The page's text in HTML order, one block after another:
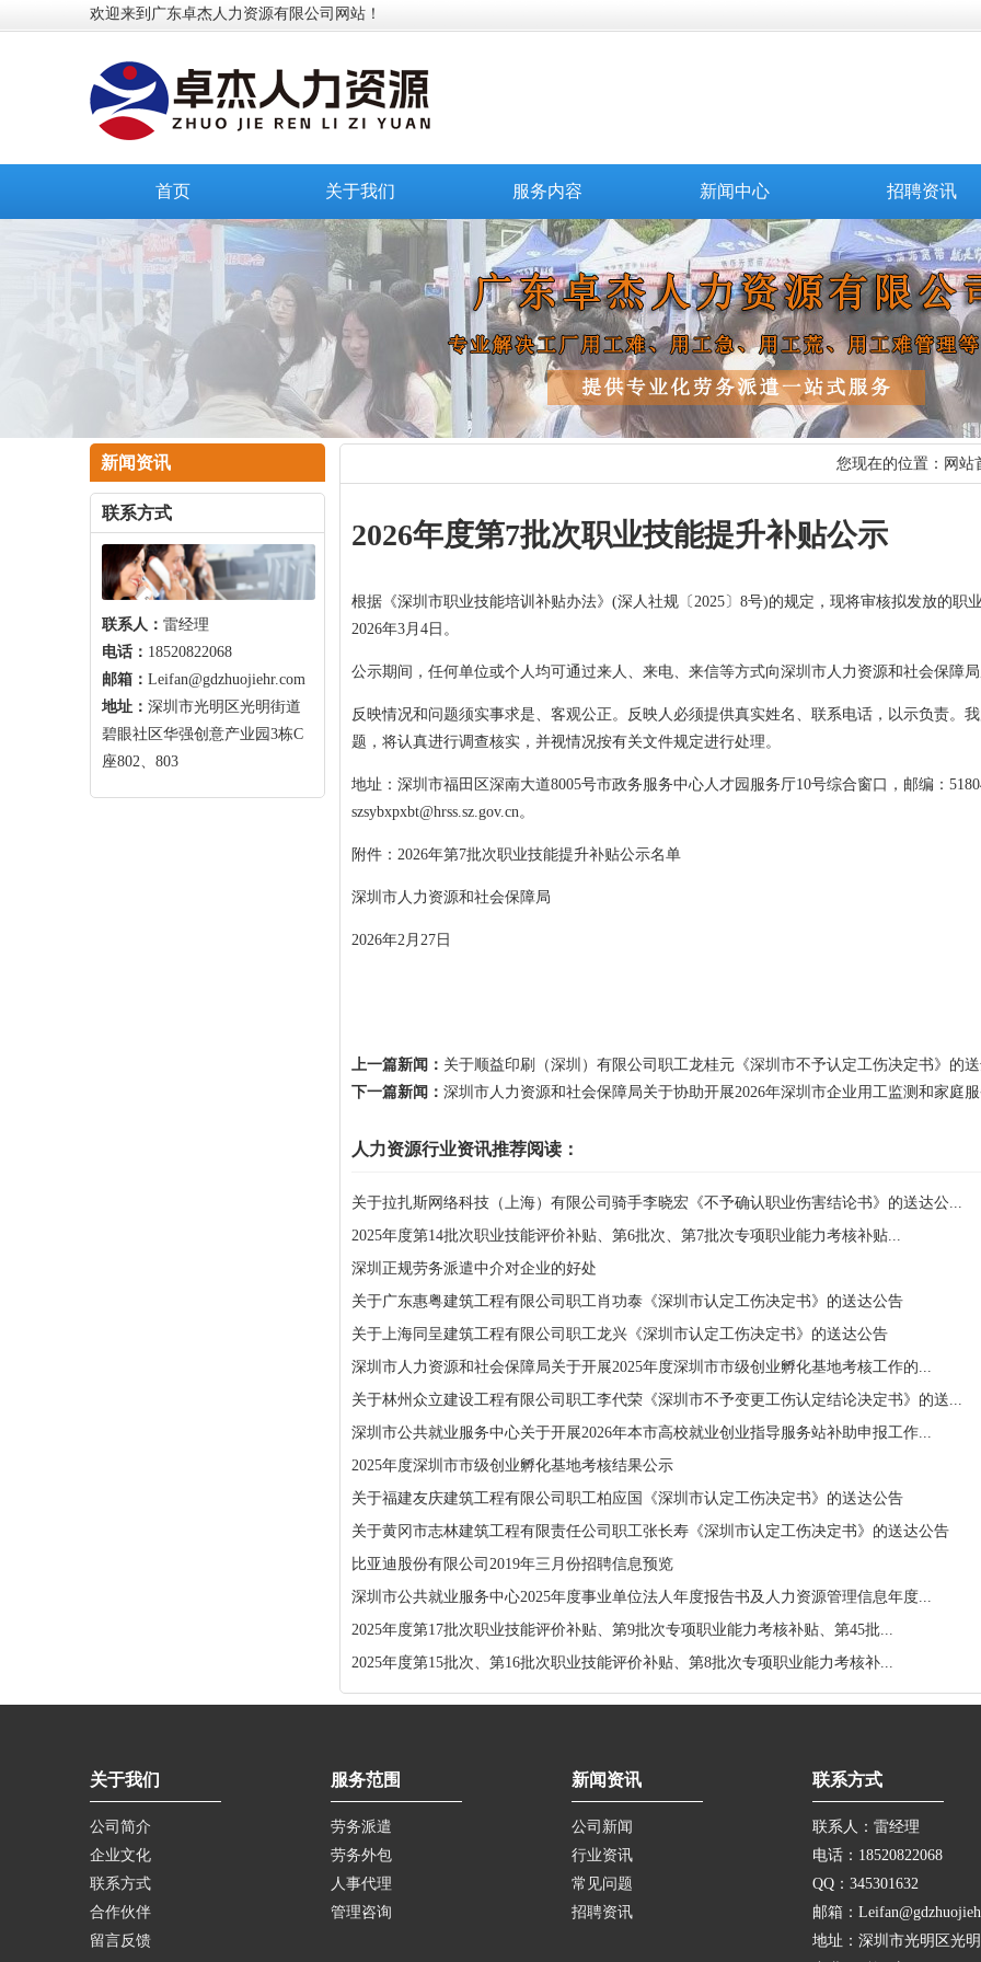
欢迎来到广东卓杰人力资源有限公司网站！
首页 关于我们 服务内容 新闻中心 招聘资讯
新闻资讯
联系方式
联系人： 雷经理
电话： 18520822068
邮箱： Leifan@gdzhuojiehr.com
地址： 深圳市光明区光明街道
碧眼社区华强创意产业园3栋C
座802、803
您现在的位置： 网站
2026年度第7批次职业技能提升补贴公示
根据《深圳市职业技能培训补贴办法》(深人社规〔2025〕8号)的规定，现将审核拟发放的职
2026年3月4日。
公示期间，任何单位或个人均可通过来人、来电、来信等方式向深圳市人力资源和社会保障局
反映情况和问题须实事求是、客观公正。反映人必须提供真实姓名、联系电话，以示负责。
题，将认真进行调查核实，并视情况按有关文件规定进行处理。
地址：深圳市福田区深南大道8005号市政务服务中心人才园服务厅10号综合窗口，邮编：
szsybxpxbt@hrss.sz.gov.cn。
附件：2026年第7批次职业技能提升补贴公示名单
深圳市人力资源和社会保障局
2026年2月27日
上一篇新闻： 关于顺益印刷（深圳）有限公司职工龙桂元《深圳市不予认定工伤决定书》的
下一篇新闻： 深圳市人力资源和社会保障局关于协助开展2026年深圳市企业用工监测和家庭服
人力资源行业资讯推荐阅读：
关于拉扎斯网络科技（上海）有限公司骑手李晓宏《不予确认职业伤害结论书》的送达公...
2025年度第14批次职业技能评价补贴、第6批次、第7批次专项职业能力考核补贴...
深圳正规劳务派遣中介对企业的好处
关于广东惠粤建筑工程有限公司职工肖功泰《深圳市认定工伤决定书》的送达公告
关于上海同呈建筑工程有限公司职工龙兴《深圳市认定工伤决定书》的送达公告
深圳市人力资源和社会保障局关于开展2025年度深圳市市级创业孵化基地考核工作的...
关于林州众立建设工程有限公司职工李代荣《深圳市不予变更工伤认定结论决定书》的送...
深圳市公共就业服务中心关于开展2026年本市高校就业创业指导服务站补助申报工作...
2025年度深圳市市级创业孵化基地考核结果公示
关于福建友庆建筑工程有限公司职工柏应国《深圳市认定工伤决定书》的送达公告
关于黄冈市志林建筑工程有限责任公司职工张长寿《深圳市认定工伤决定书》的送达公告
比亚迪股份有限公司2019年三月份招聘信息预览
深圳市公共就业服务中心2025年度事业单位法人年度报告书及人力资源管理信息年度...
2025年度第17批次职业技能评价补贴、第9批次专项职业能力考核补贴、第45批...
2025年度第15批次、第16批次职业技能评价补贴、第8批次专项职业能力考核补...
关于我们
公司简介
企业文化
联系方式
合作伙伴
留言反馈
服务范围
劳务派遣
劳务外包
人事代理
管理咨询
新闻资讯
公司新闻
行业资讯
常见问题
招聘资讯
联系方式
联系人：雷经理
电话：18520822068
QQ：345301632
邮箱：
地址：深圳市光明区光